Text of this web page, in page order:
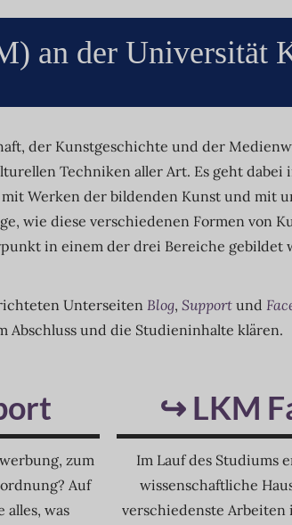
an der Universität
der Kunstgeschichte und der
Techniken aller Art. Es geht dabei
Werken der bildenden Kunst und mit
wie diese verschiedenen Formen von
in einem der drei Bereiche gebildet
Unterseiten Blog, Support und
Abschluss und die Studieninhalte klären.
zum
Auf
was
↪ LKM
Im Lauf des Studiums
wissenschaftliche
verschiedenste